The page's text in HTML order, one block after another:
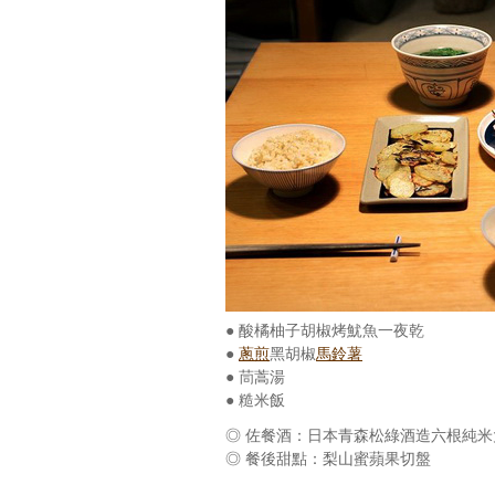
● 酸橘柚子胡椒烤魷魚一夜乾
● 蔥煎黑胡椒馬鈴薯
● 茼蒿湯
● 糙米飯
◎ 佐餐酒：日本青森松綠酒造六根純
◎ 餐後甜點：梨山蜜蘋果切盤